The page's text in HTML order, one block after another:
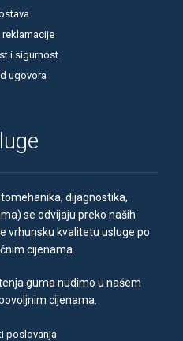
reklamacije
i sigurnost
ugovora
dijagnostika,
se odvijaju preko naših
vrhunsku kvalitetu usluge po
cijenama.
guma nudimo u našem
cijenama.
poslovanja